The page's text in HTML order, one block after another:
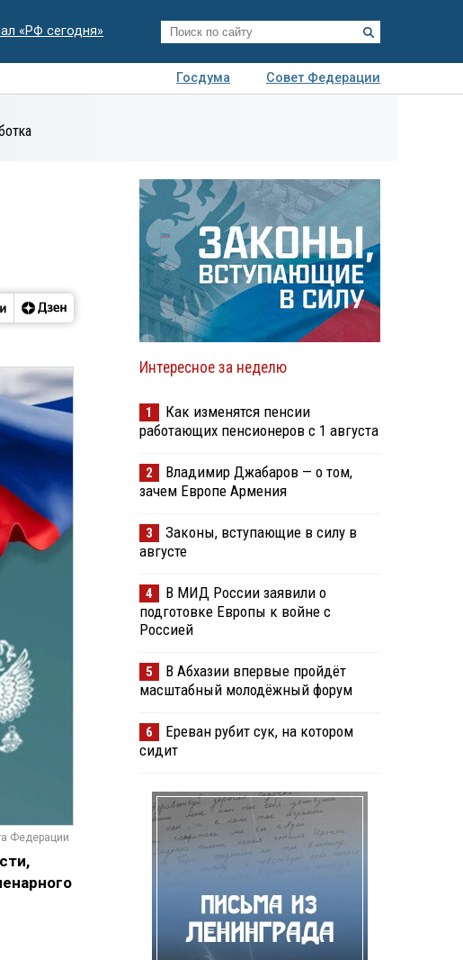
«РФ сегодня»
Госдума
Совет Федерации
Федерации
Интересное за неделю
1
Как изменятся пенсии
работающих пенсионеров с 1 августа
2
Владимир Джабаров — о том,
зачем Европе Армения
3
Законы, вступающие в силу в
августе
4
В МИД России заявили о
подготовке Европы к войне с
Россией
5
В Абхазии впервые пройдёт
масштабный молодёжный форум
6
Ереван рубит сук, на котором
сидит